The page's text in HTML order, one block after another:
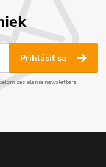
Prihlásiť sa
zasielania newslettera.